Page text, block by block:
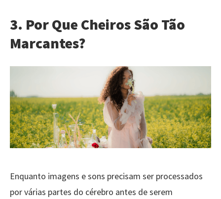
3. Por Que Cheiros São Tão
Marcantes?
Enquanto imagens e sons precisam ser processados
por várias partes do cérebro antes de serem